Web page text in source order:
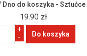
Dno do koszyka - Sztućce
19.90 zł
+
-